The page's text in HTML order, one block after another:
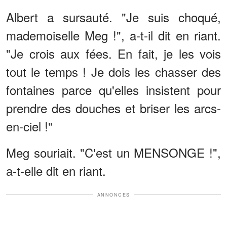
Albert a sursauté. "Je suis choqué,
mademoiselle Meg !", a-t-il dit en riant.
"Je crois aux fées. En fait, je les vois
tout le temps ! Je dois les chasser des
fontaines parce qu'elles insistent pour
prendre des douches et briser les arcs-
en-ciel !"
Meg souriait. "C'est un MENSONGE !",
a-t-elle dit en riant.
ANNONCES